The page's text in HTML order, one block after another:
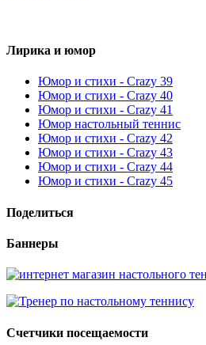
Лирика и юмор
Юмор и стихи - Crazy 39
Юмор и стихи - Crazy 40
Юмор и стихи - Crazy 41
Юмор настольный теннис
Юмор и стихи - Crazy 42
Юмор и стихи - Crazy 43
Юмор и стихи - Crazy 44
Юмор и стихи - Crazy 45
Поделиться
Баннеры
Счетчики посещаемости